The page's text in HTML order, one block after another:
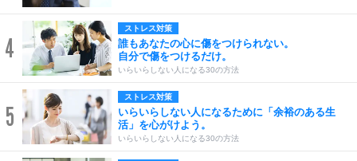
4
ストレス対策
誰もあなたの心に傷をつけられない。
自分で傷をつけるだけ。
いらいらしない人になる30の方法
5
ストレス対策
いらいらしない人になるために「余裕のある生
活」を心がけよう。
いらいらしない人になる30の方法